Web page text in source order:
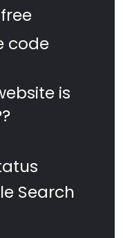
code
is
Search